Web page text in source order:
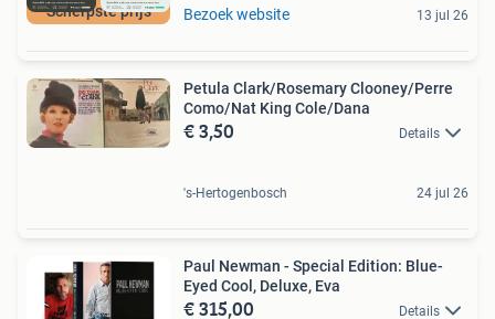
Scherpste prijs Bezoek website 13 jul 26
Petula Clark/Rosemary Clooney/Perre
Como/Nat King Cole/Dana
€ 3,50 Details
's-Hertogenbosch 24 jul 26
Paul Newman - Special Edition: Blue-
Eyed Cool, Deluxe, Eva
€ 315,00 Details